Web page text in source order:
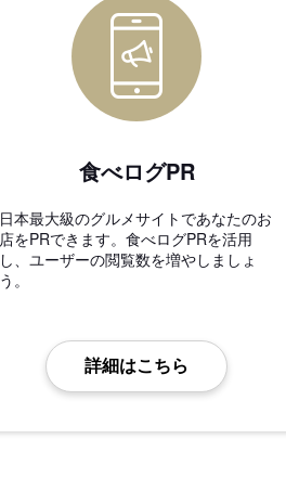
食べログPR
日本最大級のグルメサイトであなたのお
店をPRできます。食べログPRを活用
し、ユーザーの閲覧数を増やしましょ
う。
詳細はこちら